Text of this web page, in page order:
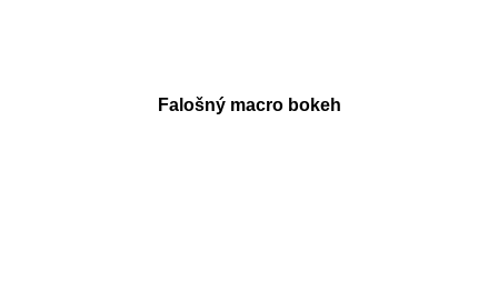
Falošný macro bokeh